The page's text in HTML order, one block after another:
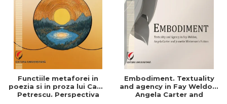
Functiile metaforei in
poezia si in proza lui Camil
Petrescu. Perspectiva
Embodiment. Textuality
and agency in Fay Weldon,
Angela Carter and